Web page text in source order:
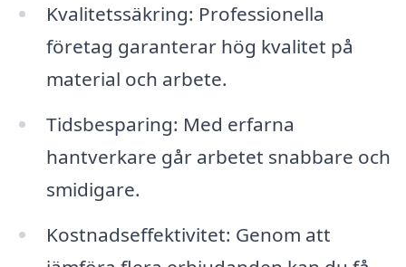
Kvalitetssäkring: Professionella
företag garanterar hög kvalitet på
material och arbete.
Tidsbesparing: Med erfarna
hantverkare går arbetet snabbare och
smidigare.
Kostnadseffektivitet: Genom att